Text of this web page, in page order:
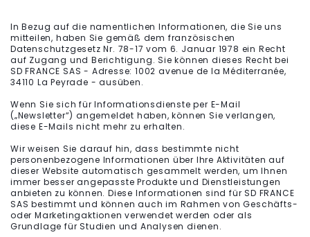
In Bezug auf die namentlichen Informationen, die Sie uns
mitteilen, haben Sie gemäß dem französischen
Datenschutzgesetz Nr. 78-17 vom 6. Januar 1978 ein Recht
auf Zugang und Berichtigung. Sie können dieses Recht bei
SD FRANCE SAS - Adresse: 1002 avenue de la Méditerranée,
34110 La Peyrade - ausüben.
Wenn Sie sich für Informationsdienste per E-Mail
(„Newsletter“) angemeldet haben, können Sie verlangen,
diese E-Mails nicht mehr zu erhalten.
Wir weisen Sie darauf hin, dass bestimmte nicht
personenbezogene Informationen über Ihre Aktivitäten auf
dieser Website automatisch gesammelt werden, um Ihnen
immer besser angepasste Produkte und Dienstleistungen
anbieten zu können. Diese Informationen sind für SD FRANCE
SAS bestimmt und können auch im Rahmen von Geschäfts-
oder Marketingaktionen verwendet werden oder als
Grundlage für Studien und Analysen dienen.